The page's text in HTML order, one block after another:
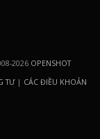
2026 OPENSHOT
TƯ| CÁC ĐIỀU KHOẢN